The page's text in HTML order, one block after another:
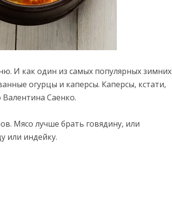
И как один из самых популярных зимних
огурцы и каперсы. Каперсы, кстати,
Саенко.
Мясо лучше брать говядину, или
или индейку.